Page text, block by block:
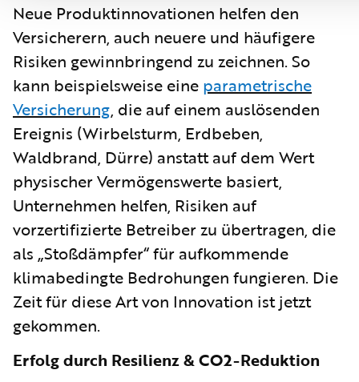
Neue Produktinnovationen helfen den
Versicherern, auch neuere und häufigere
Risiken gewinnbringend zu zeichnen. So
kann beispielsweise eine parametrische
Versicherung, die auf einem auslösenden
Ereignis (Wirbelsturm, Erdbeben,
Waldbrand, Dürre) anstatt auf dem Wert
physischer Vermögenswerte basiert,
Unternehmen helfen, Risiken auf
vorzertifizierte Betreiber zu übertragen, die
als „Stoßdämpfer“ für aufkommende
klimabedingte Bedrohungen fungieren. Die
Zeit für diese Art von Innovation ist jetzt
gekommen.
Erfolg durch Resilienz & CO2-Reduktion